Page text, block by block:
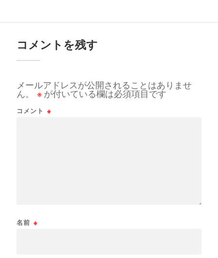
コメントを残す
メールアドレスが公開されることはありませ
ん。
※ が付いている欄は必須項目です
コメント ※
名前 ※